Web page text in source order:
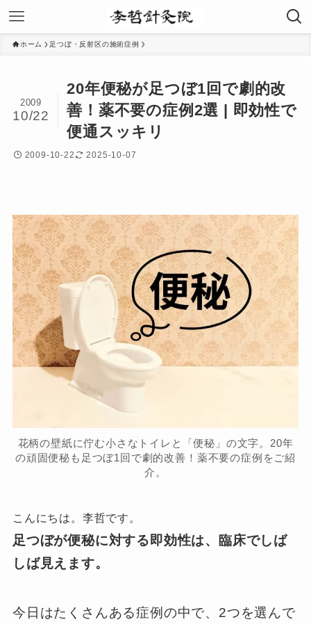
ホーム 足つぼ・反射区の施術症例
20年便秘が足つぼ1回で劇的改
善！薬不要の症例2選 | 即効性で
便通スッキリ
2009
10/22
2009-10-22 2025-10-07
花柄の壁紙に佇む小さなトイレと「便秘」の文字。20年
の頑固便秘も足つぼ1回で劇的改善！薬不要の症例をご紹
介。
こんにちは。李哲です。
足つぼが便秘に対する即効性は、臨床でしば
しば見えます。
今日はたくさんある症例の中で、2つを選んで